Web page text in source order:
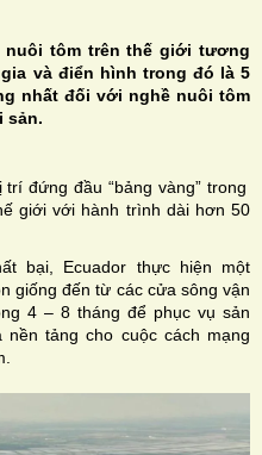
nuôi tôm trên thế giới tương
và điển hình trong đó là 5
nhất đối với nghề nuôi tôm
sản.
đứng đầu “bảng vàng” trong
giới với hành trình dài hơn 50
bại, Ecuador thực hiện một
giống đến từ các cửa sông vận
4 – 8 tháng để phục vụ sản
tảng cho cuộc cách mạng